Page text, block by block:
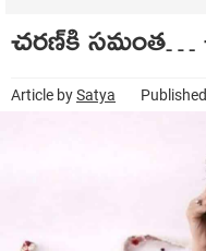
చరణ్‍కి సమంత…
Article bySatya